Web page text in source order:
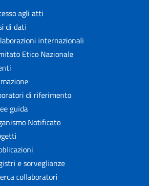
agli atti
di dati
internazionali
Etico Nazionale
di riferimento
guida
Notificato
e sorveglianze
collaboratori